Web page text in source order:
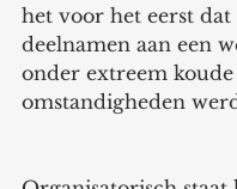
het voor het eerst dat
deelnamen aan een
onder extreem koude
omstandigheden